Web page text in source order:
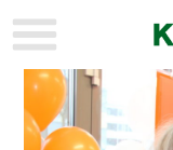
KAUPUNKI
AJANKOHTAISTA